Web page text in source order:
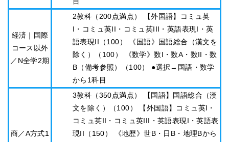
経済｜国際
コース以外
／N全学2期
2教科（200点満点） 【外国語】コミュ英
I・コミュ英II・コミュ英III・英語表現I・英
語表現II（100） 《国語》国語総合（漢文を
除く）（100） 《数学》数I・数A・数II・数
B（備考参照）（100） ●選択→国語・数学
から1科目
商／A方式1
3教科（350点満点） 【国語】国語総合（漢
文を除く）（100） 【外国語】コミュ英I・
コミュ英II・コミュ英III・英語表現I・英語表
現II（150） 《地歴》世B・日B・地理Bから